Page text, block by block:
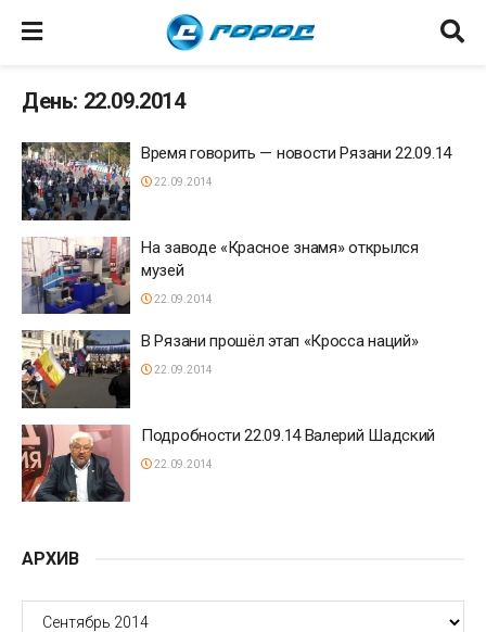
День: 22.09.2014
Время говорить — новости Рязани 22.09.14
22.09.2014
На заводе «Красное знамя» открылся
музей
22.09.2014
В Рязани прошёл этап «Кросса наций»
22.09.2014
Подробности 22.09.14 Валерий Шадский
22.09.2014
АРХИВ
АРХИВ